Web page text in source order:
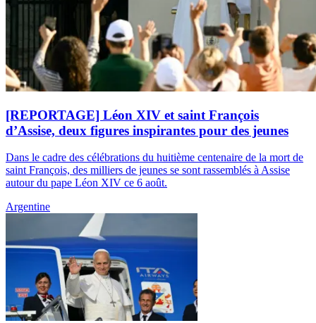
[REPORTAGE] Léon XIV et saint François
d’Assise, deux figures inspirantes pour des jeunes
Dans le cadre des célébrations du huitième centenaire de la mort de
saint François, des milliers de jeunes se sont rassemblés à Assise
autour du pape Léon XIV ce 6 août.
Argentine